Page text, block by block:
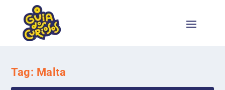
Tag: Malta